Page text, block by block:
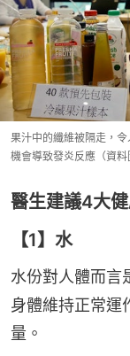
果汁中的纖維被隔走，
機會導致發炎反應（資料
醫生建議4大
【1】水
水份對人體而言
身體維持正常運
量。